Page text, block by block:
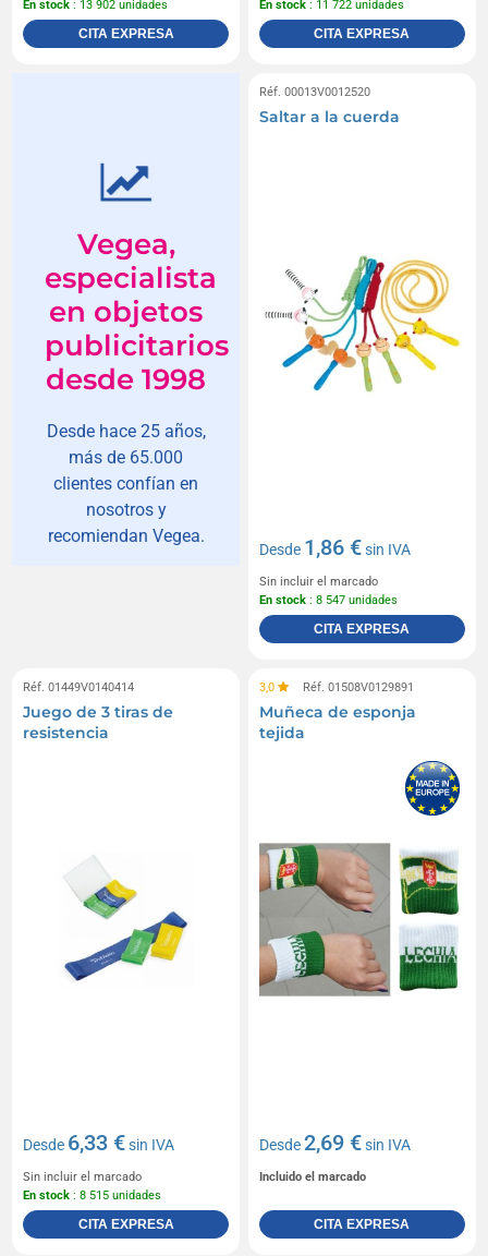
En stock : 13 902 unidades
CITA EXPRESA
En stock : 11 722 unidades
CITA EXPRESA
Vegea,
especialista
en objetos
publicitarios
desde 1998
Desde hace 25 años,
más de 65.000
clientes confían en
nosotros y
recomiendan Vegea.
Réf. 00013V0012520
Saltar a la cuerda
Desde 1,86 €sin IVA
Sin incluir el marcado
En stock : 8 547 unidades
CITA EXPRESA
Réf. 01449V0140414
Juego de 3 tiras de
resistencia
Desde 6,33 €sin IVA
Sin incluir el marcado
En stock : 8 515 unidades
CITA EXPRESA
3,0 Réf. 01508V0129891
Muñeca de esponja
tejida
Desde2,69 €sin IVA
Incluido el marcado
CITA EXPRESA